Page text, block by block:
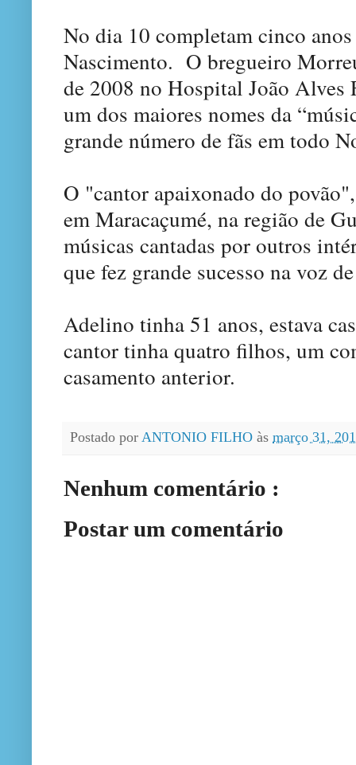
No dia 10 completam cinco
Nascimento. O bregueiro
de 2008 no Hospital João Alves
um dos maiores nomes da
grande número de fãs em todo
O "cantor apaixonado do
em Maracaçumé, na região de
músicas cantadas por outros
que fez grande sucesso na voz
Adelino tinha 51 anos, estava
cantor tinha quatro filhos, um
casamento anterior.
Postado por ANTONIO FILHO às março 31,
Nenhum comentário :
Postar um comentário